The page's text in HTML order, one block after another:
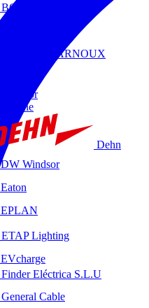
BG Electrical
CHAUVIN ARNOUX
Circutor
D-Line
Dehn
DW Windsor
Eaton
EPLAN
ETAP Lighting
EVcharge
Finder Eléctrica S.L.U
General Cable